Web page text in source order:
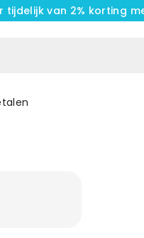
tijdelijk van 2% korting